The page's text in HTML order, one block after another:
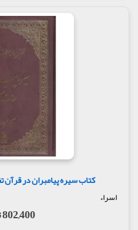
کتاب سیره پیامبران در
اسراء
802,400 تومان